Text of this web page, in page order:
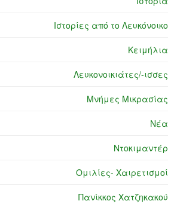
Ιστορίες από το Λευκόνοικο
Κειμήλια
Λευκονοικιάτες/-ισσες
Μνήμες Μικρασίας
Νέα
Ντοκιμαντέρ
Ομιλίες- Χαιρετισμοί
Πανίκκος Χατζηκακού